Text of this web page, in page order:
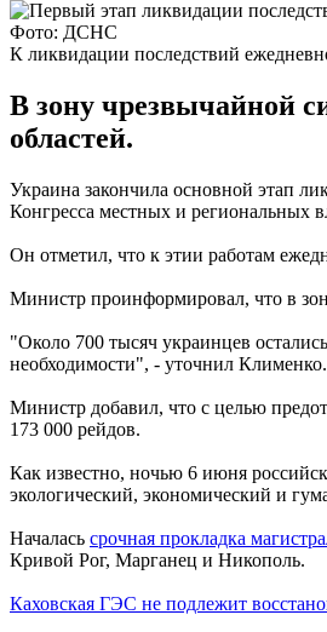
Фото: ДСНС
К ликвидации последствий
В зону чрезвычайной
областей.
Украина закончила основной этап
Конгресса местных и региональных
Он отметил, что к этии работам
Министр проинформировал, что в
"Около 700 тысяч украинцев
необходимости", - уточнил Клименко.
Министр добавил, что с целью
173 000 рейдов.
Как известно, ночью 6 июня
экологический, экономический и
Началась срочная прокладка
Кривой Рог, Марганец и Никополь.
Каховская ГЭС не подлежит